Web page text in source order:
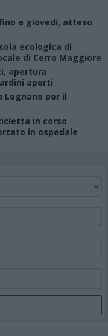
a giovedì, atteso
ecologica di
di Cerro Maggiore
apertura
aperti
Legnano per il
in corso
in ospedale